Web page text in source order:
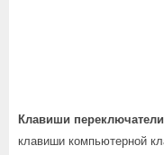
Клавиши переключатели
клавиши компьютерной